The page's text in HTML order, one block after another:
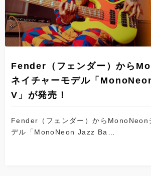
Fender（フェンダー）から
ネイチャーモデル「
V」が発売！
Fender（フェンダー）からMonoNeon
デル「MonoNeon Jazz Ba…